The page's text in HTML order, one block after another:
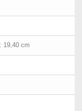
19,40 cm